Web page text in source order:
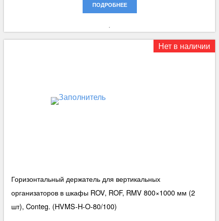
ПОДРОБНЕЕ
Нет в наличии
Горизонтальный держатель для вертикальных
организаторов в шкафы ROV, ROF, RMV 800×1000 мм (2
шт), Conteg. (HVMS-H-O-80/100)